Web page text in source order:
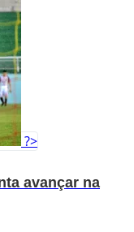
?>
avançar na